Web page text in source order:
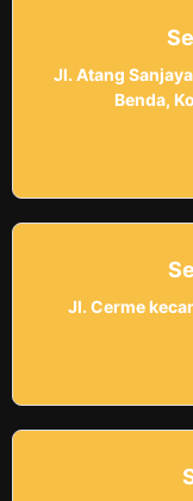
Jl. Atang
Benda,
Jl. Cerme